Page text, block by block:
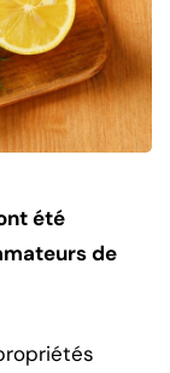
été
de